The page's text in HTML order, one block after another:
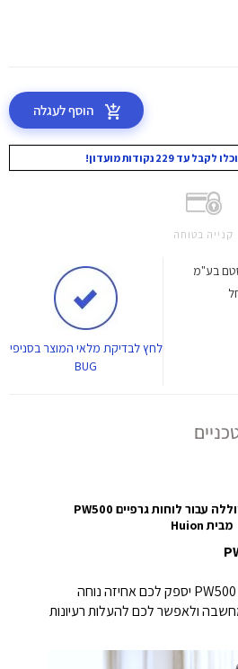
הוסף לעגלה
229 נקודות מועדון!
קנייה בטוחה
בע"מ
לחץלבדיקת מלאי המוצר בסניפי
BUG
עט דיגיטלי ללא סוללה עבור לוחות גרפיים PW500
מביתHuion
עט דיגיטלי ללא סוללה PW500 יספק לכם אחיזה נוחה
ולאפשר לכם להעלות רעיונות